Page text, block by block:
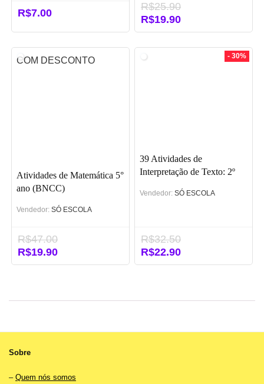
R$7.00
R$25.90
O
preço
R$19.90O
preço
COM DESCONTO
Atividades de Matemática 5°
ano (BNCC)
Vendedor: SÓ ESCOLA
R$47.00
O
preço
R$47.00.
R$19.90O
preço
R$19.90.
- 30%
39 Atividades de
Interpretação de Texto: 2º
Vendedor: SÓ ESCOLA
R$32.50
O
preço
R$32.50.
R$22.90O
preço
R$22.90.
Sobre
– Quem nós somos